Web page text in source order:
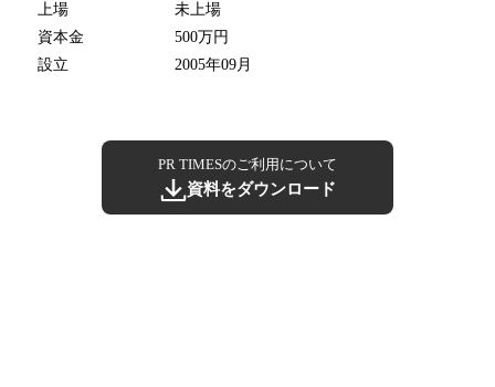
上場
未上場
資本金
500万円
設立
2005年09月
PR TIMESのご利用について
資料をダウンロード